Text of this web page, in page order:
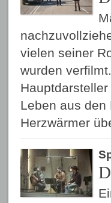
vielen seiner
wurden
Leben aus den
Herzwärmer